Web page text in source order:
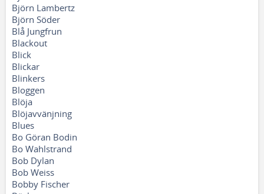
Björn Lambertz
Björn Söder
Blå Jungfrun
Blackout
Blick
Blickar
Blinkers
Bloggen
Blöja
Blöjavvänjning
Blues
Bo Göran Bodin
Bo Wahlstrand
Bob Dylan
Bob Weiss
Bobby Fischer